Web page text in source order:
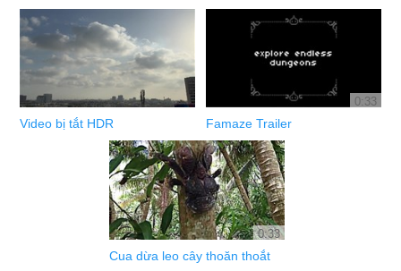
Video bị tắt HDR
0:33
Famaze Trailer
0:33
Cua dừa leo cây thoăn thoắt